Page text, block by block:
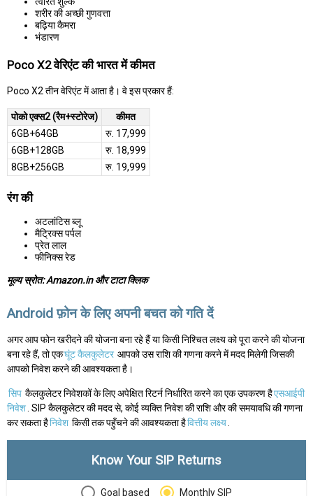
शरीर की अच्छी गुणवत्ता
बढ़िया कैमरा
भंडारण
Poco X2 वेरिएंट की भारत में कीमत
Poco X2 तीन वेरिएंट में आता है। वे इस प्रकार हैं:
पोको एक्स2 (रैम+स्टोरेज)
कीमत
6GB+64GB
रु. 17,999
6GB+128GB
रु. 18,999
8GB+256GB
रु. 19,999
रंग की
अटलांटिस ब्लू
मैट्रिक्स पर्पल
प्रेत लाल
फीनिक्स रेड
मूल्य स्रोत: Amazon.in और टाटा क्लिक
Android फ़ोन के लिए अपनी बचत को गति दें
अगर आप फोन खरीदने की योजना बना रहे हैं या किसी निश्चित लक्ष्य को पूरा करने की योजना
बना रहे हैं, तो एकघूंट कैलकुलेटर आपको उस राशि की गणना करने में मदद मिलेगी जिसकी
आपको निवेश करने की आवश्यकता है।
सिप कैलकुलेटर निवेशकों के लिए अपेक्षित रिटर्न निर्धारित करने का एक उपकरण हैएसआईपी
निवेश . SIP कैलकुलेटर की मदद से, कोई व्यक्ति निवेश की राशि और की समयावधि की गणना
कर सकता हैनिवेश किसी तक पहुँचने की आवश्यकता हैवित्तीय लक्ष्य
Know Your SIP Returns
Goal based Monthly SIP